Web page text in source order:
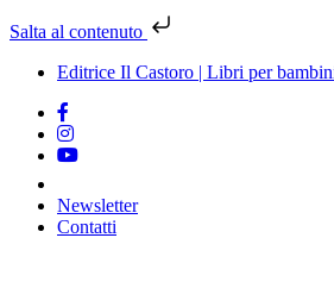
Salta al contenuto
Editrice Il Castoro | Libri per
Newsletter
Contatti